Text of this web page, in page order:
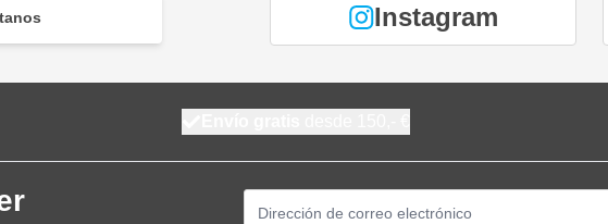
Instagram